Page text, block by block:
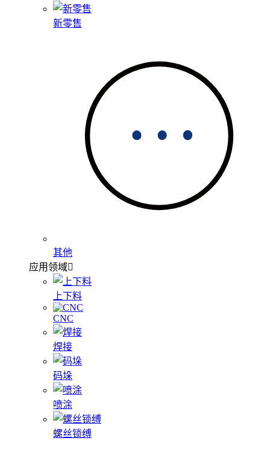
新零售
其他
应用领域
上下料
CNC
焊接
码垛
喷涂
螺丝锁缚